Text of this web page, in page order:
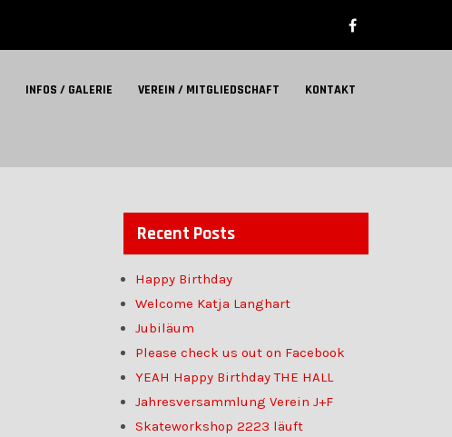
INFOS / GALERIE VEREIN / MITGLIEDSCHAFT KONTAKT
Recent Posts
Happy Birthday
Welcome Katja Langhart
Jubiläum
Please check us out on Facebook
YEAH Happy Birthday THE HALL
Jahresversammlung Verein J+F
Skateworkshop 2223 läuft